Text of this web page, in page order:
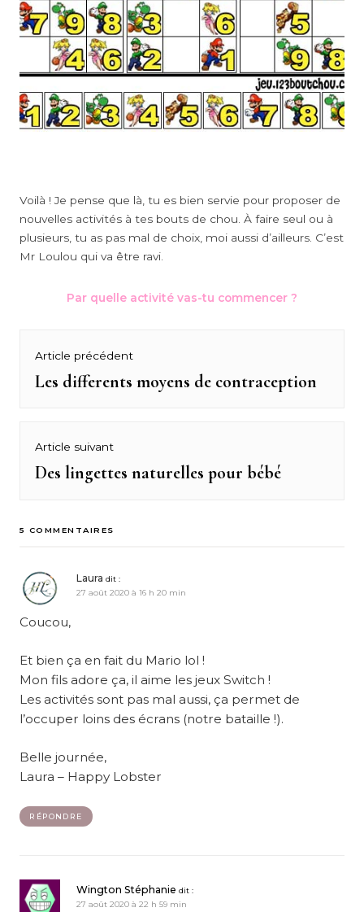
Voilà ! Je pense que là, tu es bien servie pour proposer de
nouvelles activités à tes bouts de chou. À faire seul ou à
plusieurs, tu as pas mal de choix, moi aussi d’ailleurs. C’est
Mr Loulou qui va être ravi.
Par quelle activité vas-tu commencer ?
Navigation
de
Article précédent
Previous
Les differents moyens de contraception
Article suivant
Next
Des lingettes naturelles pour bébé
5 COMMENTAIRES
Laura dit :
27 août 2020 à 16 h 20 min
Coucou,
Et bien ça en fait du Mario lol !
Mon fils adore ça, il aime les jeux Switch !
Les activités sont pas mal aussi, ça permet de
l’occuper loins des écrans (notre bataille !).
Belle journée,
Laura – Happy Lobster
RÉPONDRE
Wington Stéphanie dit :
27 août 2020 à 22 h 59 min